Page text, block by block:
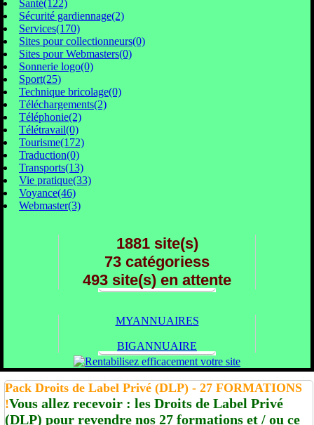
Santé(122)
Sécurité gardiennage(2)
Services(170)
Sites pour collectionneurs(0)
Sites pour Webmasters(0)
Sonnerie logo(0)
Sport(25)
Technique bricolage(0)
Téléchargements(2)
Téléphonie(2)
Télétravail(0)
Tourisme(172)
Traduction(0)
Transports(13)
Vie pratique(33)
Voyance(46)
Webmaster(3)
1881 site(s)
73 catégoriess
493 site(s) en attente
MYANNUAIRES
BIGANNUAIRE
Pack Droits de Label Privé (DLP) - 27 FORMATIONS
!Vous allez recevoir : les Droits de Label Privé
(DLP) pour revendre nos 27 formations et / ou ce